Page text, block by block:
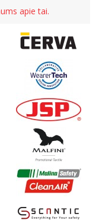
apie tai.